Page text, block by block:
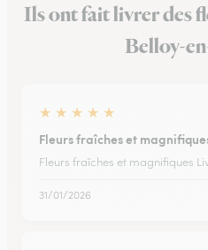
Ils ont fait livrer des
Belloy-
★ ★ ★ ★ ★
Fleurs fraîches et
Fleurs fraîches et magnifiques
31/01/2026